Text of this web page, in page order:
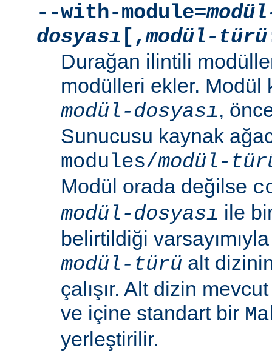
--with-module=
dosyası [,modül-türü
Durağan ilintili
modülleri ekler. Modül
modül-dosyası,
Sunucusu kaynak
modules/modül-
Modül orada değilse
modül-dosyası ile
belirtildiği
modül-türü alt
çalışır. Alt dizin
ve içine standart bir
yerleştirilir.